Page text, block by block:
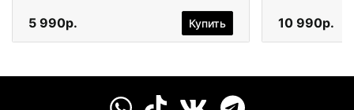
5 990р. Купить 10 990р.